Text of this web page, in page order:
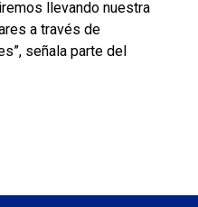
llevando nuestra
a través de
señala parte del